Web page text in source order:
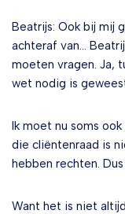
Beatrijs: Ook bij mij
achteraf van…
moeten vragen. Ja,
wet nodig is
Ik moet nu soms
die cliëntenraad is
hebben rechten.
Want het is niet